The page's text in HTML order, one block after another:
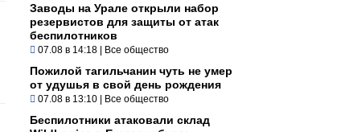
Заводы на Урале открыли набор
резервистов для защиты от атак
беспилотников
07.08 в 14:18 | Все общество
Пожилой тагильчанин чуть не умер
от удушья в свой день рождения
07.08 в 13:10 | Все общество
Беспилотники атаковали склад